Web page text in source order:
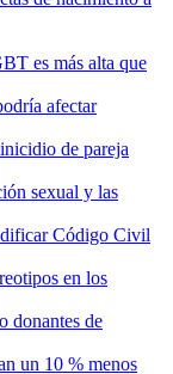
es más alta que
afectar
de pareja
sexual y las
Código Civil
en los
donantes de
un 10 % menos